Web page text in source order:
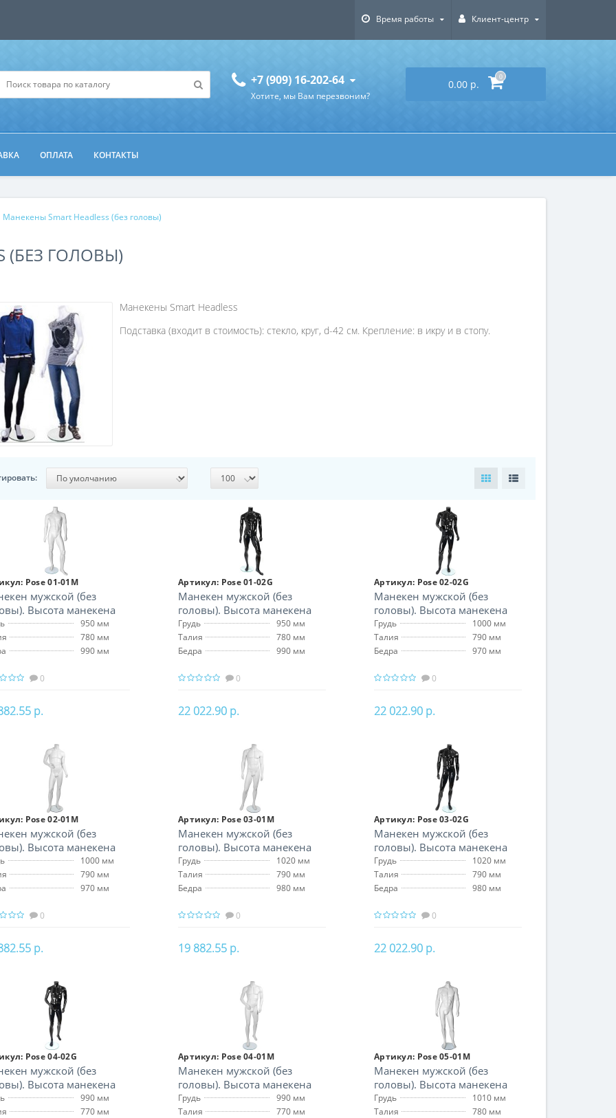
Время работы Клиент-центр
+7 (909) 16-202-64
Хотите, мы Вам перезвоним?
0.00 р.
0
ОПЛАТА КОНТАКТЫ
Манекены Smart Headless (без головы)
(БЕЗ ГОЛОВЫ)
Манекены Smart Headless
Подставка (входит в стоимость): стекло, круг, d-42 см. Крепление: в икру и в стопу.
Pose 01-01M
мужской (без
Высота манекена
см
950 мм
780 мм
990 мм
0
р.
Артикул: Pose 01-02G
Манекен мужской (без
головы). Высота манекена
172 см
Грудь
950 мм
Талия
780 мм
Бедра
990 мм
0
22 022.90 р.
Артикул: Pose 02-02G
Манекен мужской (без
головы). Высота манекена
172 см
Грудь
1000 мм
Талия
790 мм
Бедра
970 мм
0
22 022.90 р.
Pose 02-01M
мужской (без
Высота манекена
см
1000 мм
790 мм
970 мм
0
р.
Артикул: Pose 03-01M
Манекен мужской (без
головы). Высота манекена
172 см
Грудь
1020 мм
Талия
790 мм
Бедра
980 мм
0
19 882.55 р.
Артикул: Pose 03-02G
Манекен мужской (без
головы). Высота манекена
172 см
Грудь
1020 мм
Талия
790 мм
Бедра
980 мм
0
22 022.90 р.
Pose 04-02G
мужской (без
Высота манекена
см
990 мм
770 мм
Артикул: Pose 04-01M
Манекен мужской (без
головы). Высота манекена
172 см
Грудь
990 мм
Талия
770 мм
Артикул: Pose 05-01M
Манекен мужской (без
головы). Высота манекена
174 см
Грудь
1010 мм
Талия
780 мм